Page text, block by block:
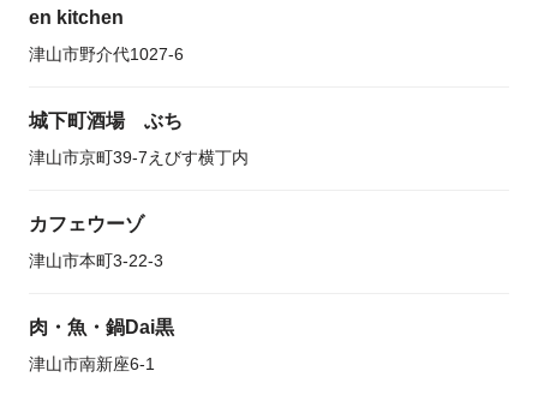
en kitchen
津山市野介代1027-6
城下町酒場 ぶち
津山市京町39-7えびす横丁内
カフェウーゾ
津山市本町3-22-3
肉・魚・鍋Dai黒
津山市南新座6-1